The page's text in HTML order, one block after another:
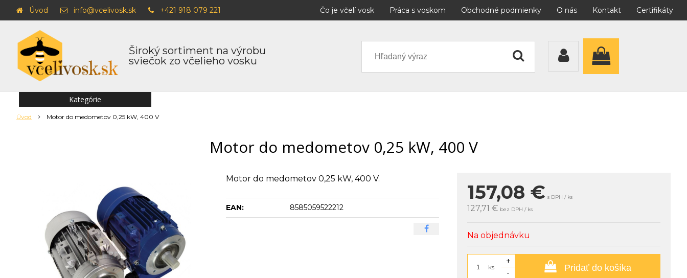
Široký sortiment na výrobu
sviečok zo včelieho vosku
Úvod info@vcelivosk.sk +421 918 079 221 Čo je včelí vosk Práca s voskom Obchodné podmienky O nás Kontakt Certifikáty
Úvod Motor do medometov 0,25 kW, 400 V
Motor do medometov 0,25 kW, 400 V
157,08 € s DPH / ks
127,71 € bez DPH / ks
Na objednávku
ks
+
-
Pridať do košíka
Motor do medometov 0,25 kW, 400 V.
EAN: 8585059522212
Kategórie